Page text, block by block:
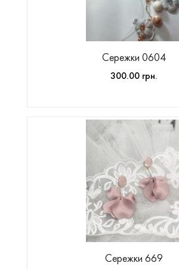
Сережки 0604
300.00 грн.
Сережки 669